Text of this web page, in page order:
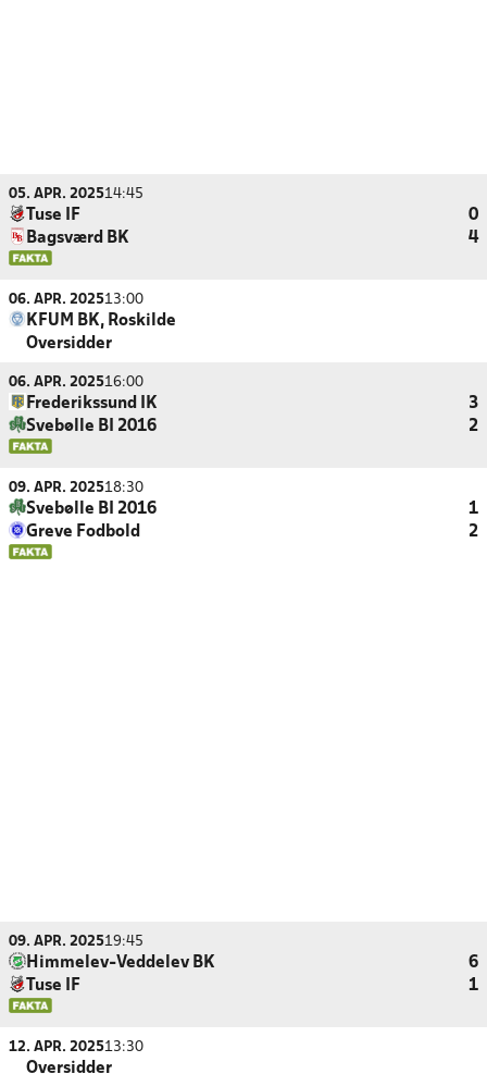
05. APR. 202514:45
Tuse IF
0
Bagsværd BK
4
06. APR. 202513:00
KFUM BK, Roskilde
Oversidder
06. APR. 202516:00
Frederikssund IK
3
Svebølle BI 2016
2
09. APR. 202518:30
Svebølle BI 2016
1
Greve Fodbold
2
09. APR. 202519:45
Himmelev-Veddelev BK
6
Tuse IF
1
12. APR. 202513:30
Oversidder